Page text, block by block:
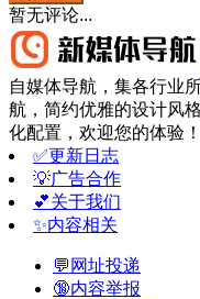
暂无评论...
自媒体导航，集各行业
航，简约优雅的设计风
化配置，欢迎您的体验！
✅更新日志
💡广告合作
💕关于我们
✨内容相关
💬网址投递
🔞内容举报